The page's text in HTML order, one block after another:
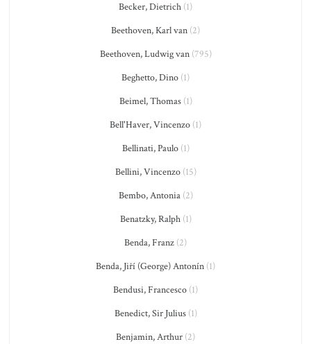
Becker, Dietrich (1)
Beethoven, Karl van (2)
Beethoven, Ludwig van(795)
Beghetto, Dino (1)
Beimel, Thomas(1)
Bell'Haver, Vincenzo (1)
Bellinati, Paulo(1)
Bellini, Vincenzo(15)
Bembo, Antonia(2)
Benatzky, Ralph(1)
Benda, Franz (2)
Benda, Jiří (George) Antonín (1)
Bendusi, Francesco (1)
Benedict, Sir Julius(1)
Benjamin, Arthur (2)